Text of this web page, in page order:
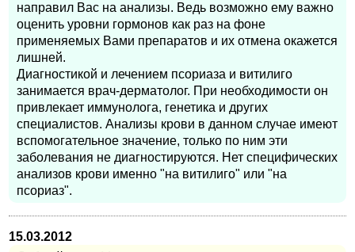
направил Вас на анализы. Ведь возможно ему важно
оценить уровни гормонов как раз на фоне
применяемых Вами препаратов и их отмена окажется
лишней.
Диагностикой и лечением псориаза и витилиго
занимается врач-дерматолог. При необходимости он
привлекает иммунолога, генетика и других
специалистов. Анализы крови в данном случае имеют
вспомогательное значение, только по ним эти
заболевания не диагностируются. Нет специфических
анализов крови именно "на витилиго" или "на
псориаз".
15.03.2012